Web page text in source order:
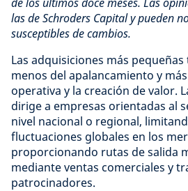
las de Schroders Capital y pueden
susceptibles de cambios.
Las adquisiciones más
menos del apalancamiento y
operativa y la creación de valor.
dirige a empresas orientadas al
nivel nacional o regional,
fluctuaciones globales en los
proporcionando rutas de salida
mediante ventas comerciales y
patrocinadores.